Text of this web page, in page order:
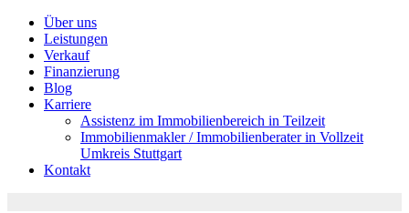
Über uns
Leistungen
Verkauf
Finanzierung
Blog
Karriere
Assistenz im Immobilienbereich in Teilzeit
Immobilienmakler / Immobilienberater in Vollzeit
Umkreis Stuttgart
Kontakt